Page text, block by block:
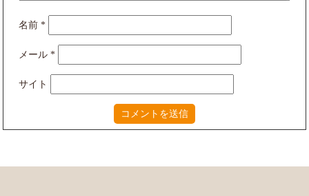
名前*
メール*
サイト